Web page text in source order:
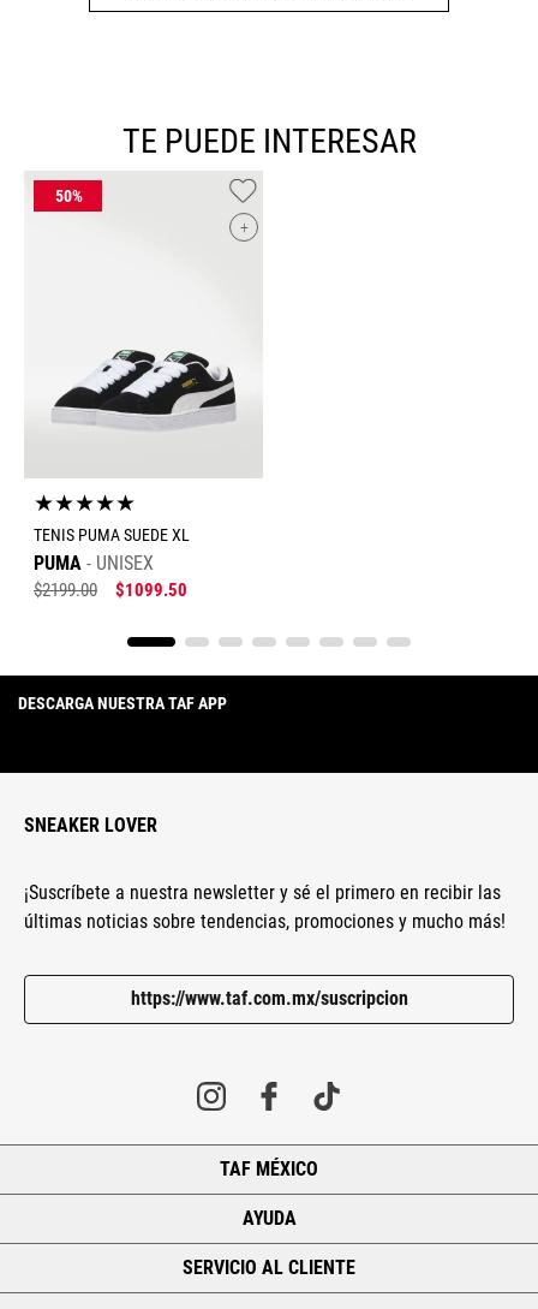
TE PUEDE INTERESAR
+
★★★★★
TENIS PUMA SUEDE XL
PUMA UNISEX
$2199.00 $1099.50
DESCARGA NUESTRA TAF APP
SNEAKER LOVER
¡Suscríbete a nuestra newsletter y sé el primero en recibir las
últimas noticias sobre tendencias, promociones y mucho más!
https://www.taf.com.mx/suscripcion
TAF MÉXICO
AYUDA
SERVICIO AL CLIENTE